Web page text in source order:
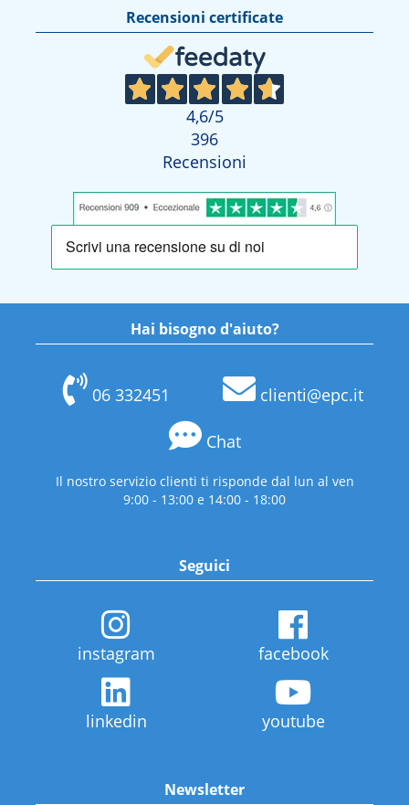
Recensioni certificate
4,6/5
396
Recensioni
Hai bisogno d'aiuto?
06 332451 clienti@epc.it
Chat
Il nostro servizio clienti ti risponde dal lun al ven
9:00 - 13:00 e 14:00 - 18:00
Seguici
instagram facebook
linkedin youtube
Newsletter